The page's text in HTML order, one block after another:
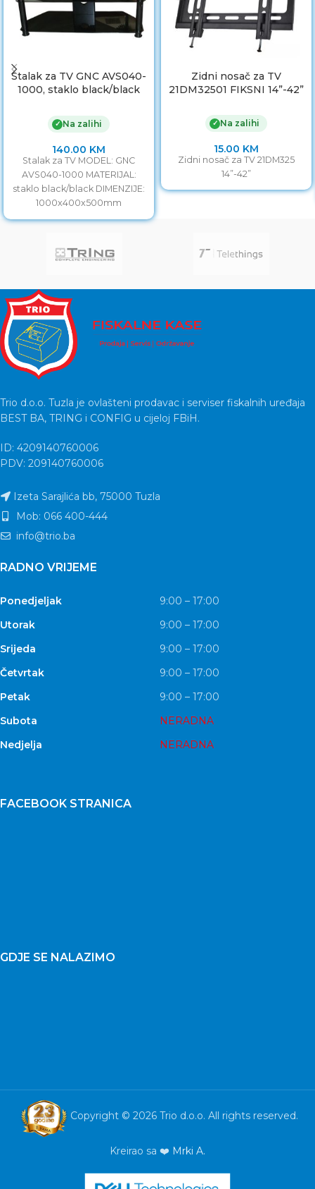
Stalak za TV GNC AVS040-
1000, staklo black/black
✓ Na zalihi
140.00 KM
Stalak za TV MODEL: GNC
AVS040-1000 MATERIJAL:
staklo black/black DIMENZIJE:
1000x400x500mm
Zidni nosač za TV
21DM32501 FIKSNI 14”-42”
✓ Na zalihi
15.00 KM
Zidni nosač za TV 21DM325
14”-42”
Trio d.o.o. Tuzla je ovlašteni prodavac i serviser fiskalnih uređaja
BEST BA, TRING i CONFIG u cijeloj FBiH.
ID: 4209140760006
PDV: 209140760006
Izeta Sarajlića bb, 75000 Tuzla
Mob: 066 400-444
info@trio.ba
RADNO VRIJEME
Ponedjeljak
9:00 – 17:00
Utorak
9:00 – 17:00
Srijeda
9:00 – 17:00
Četvrtak
9:00 – 17:00
Petak
9:00 – 17:00
Subota
NERADNA
Nedjelja
NERADNA
FACEBOOK STRANICA
GDJE SE NALAZIMO
Copyright © 2026 Trio d.o.o. All rights reserved.
Kreirao sa ❤️ Mrki A.